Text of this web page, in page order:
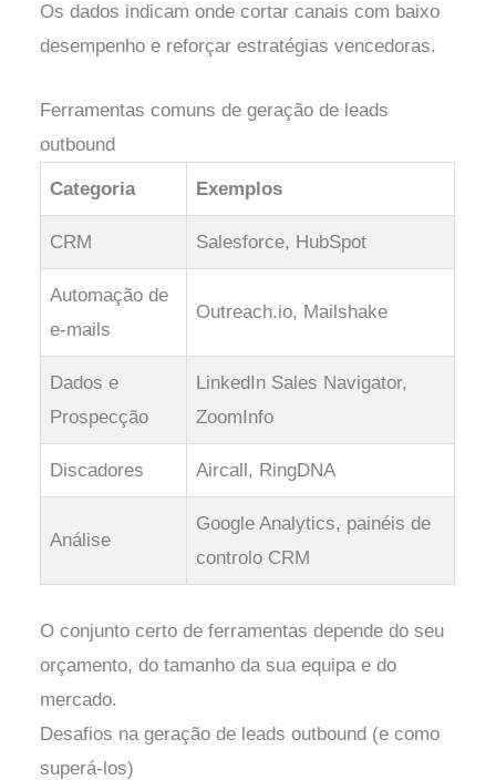
Os dados indicam onde cortar canais com baixo
desempenho e reforçar estratégias vencedoras.
Ferramentas comuns de geração de leads
outbound
Categoria Exemplos
CRM Salesforce, HubSpot
Automação de
e-mails
Outreach.io, Mailshake
Dados e
Prospecção
LinkedIn Sales Navigator,
ZoomInfo
Discadores Aircall, RingDNA
Análise
Google Analytics, painéis de
controlo CRM
O conjunto certo de ferramentas depende do seu
orçamento, do tamanho da sua equipa e do
mercado.
Desafios na geração de leads outbound (e como
superá-los)